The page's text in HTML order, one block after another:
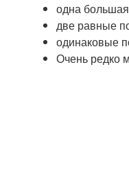
одна
две равные
одинаковые
Очень редко